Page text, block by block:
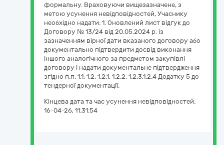
формальну. Враховуючи вищезазначене, з
метою усунення невідповідностей, Учаснику
необхідно надати: 1. Оновлений лист відгук до
Договору № 13/24 від 20.05.2024 р. із
зазначенням вірної дати вказаного договору або
документально підтвердити досвід виконання
іншого аналогічного за предметом закупівлі
договору і надати документальне підтвердження
згідно п.п. 1.1, 1.2, 1.2.1, 1.2.2, 1.2.3,1.2.4 Додатку 5 до
тендерної документації.
Кінцева дата та час усунення невідповідностей:
16-04-26, 11:31:54